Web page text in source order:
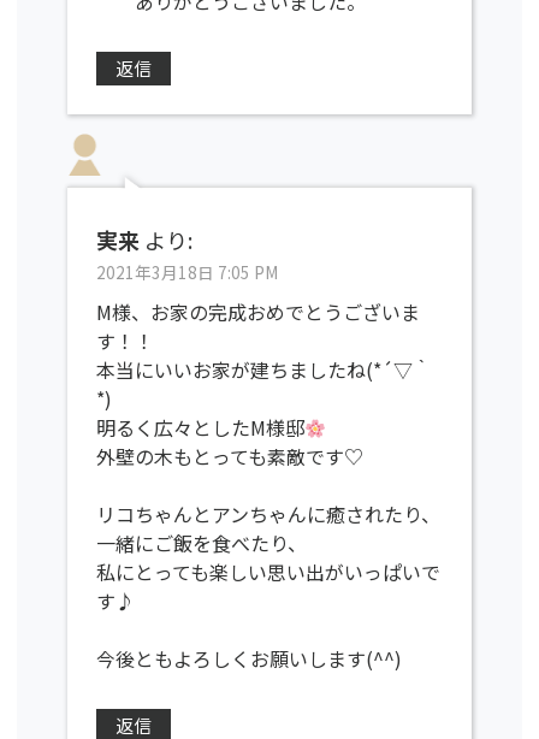
返信
実来 より:
2021年3月18日 7:05 PM
M様、お家の完成おめでとうございま
す！！
本当にいいお家が建ちましたね(*´▽｀
*)
明るく広々としたM様邸
外壁の木もとっても素敵です♡
リコちゃんとアンちゃんに癒されたり、
一緒にご飯を食べたり、
私にとっても楽しい思い出がいっぱいで
す♪
今後ともよろしくお願いします(^^)
返信